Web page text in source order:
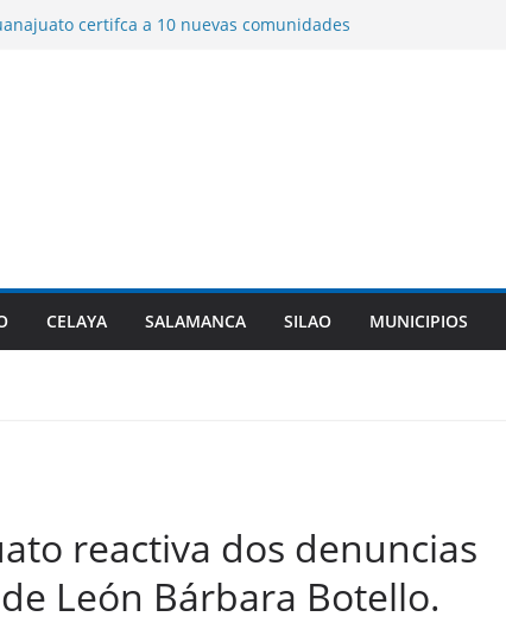
certifca a 10 nuevas comunidades
CELAYA SALAMANCA SILAO MUNICIPIOS
reactiva dos denuncias
León Bárbara Botello.